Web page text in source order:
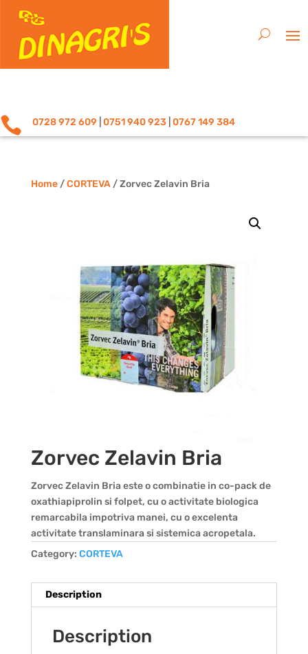
 0728 972 609 0751 940 923 0767 149 384
Home/CORTEVA/ Zorvec Zelavin Bria
Zorvec Zelavin Bria
Zorvec Zelavin Bria este o combinatie in co-pack de
oxathiapiprolin si folpet, cu o activitate biologica
remarcabila impotriva manei, cu o excelenta
activitate translaminara si sistemica acropetala.
Category: CORTEVA
Description
Description